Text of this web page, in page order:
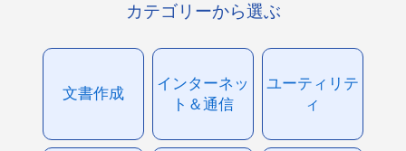
カテゴリーから選ぶ
文書作成
インターネッ
ト＆通信
ユーティリテ
ィ